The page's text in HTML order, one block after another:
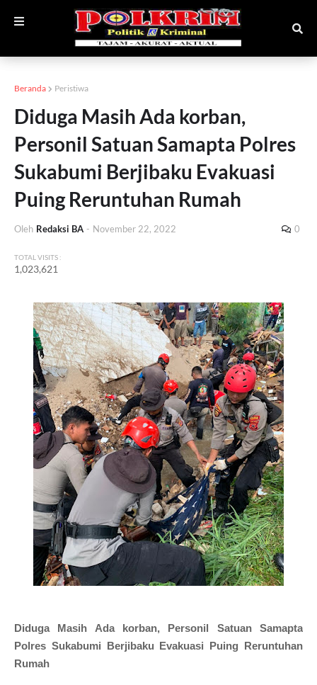
Beranda Peristiwa
Diduga Masih Ada korban,
Personil Satuan Samapta Polres
Sukabumi Berjibaku Evakuasi
Puing Reruntuhan Rumah
Oleh Redaksi BA - November 22, 2022 0
TOTAL VISITS :
1,023,621
Diduga Masih Ada korban, Personil Satuan Samapta
Polres Sukabumi Berjibaku Evakuasi Puing Reruntuhan
Rumah